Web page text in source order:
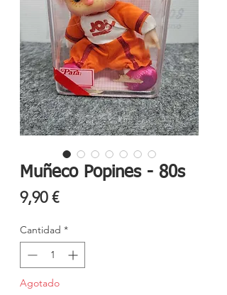
Muñeco Popines - 80s
9,90 €Precio
Cantidad *
Agotado